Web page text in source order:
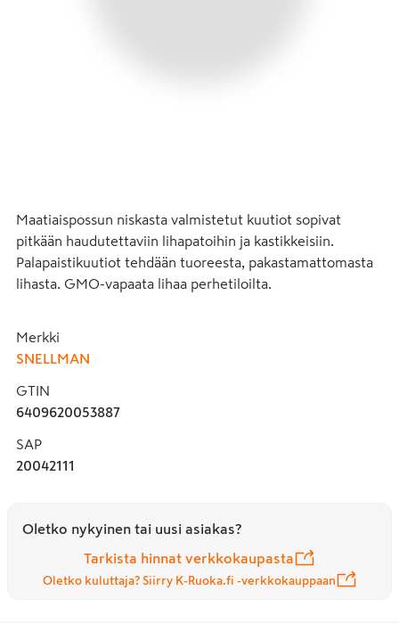
Maatiaispossun niskasta valmistetut kuutiot sopivat
pitkään haudutettaviin lihapatoihin ja kastikkeisiin.
Palapaistikuutiot tehdään tuoreesta, pakastamattomasta
lihasta. GMO-vapaata lihaa perhetiloilta.
Merkki
SNELLMAN
GTIN
6409620053887
SAP
20042111
Oletko nykyinen tai uusi asiakas?
Tarkista hinnat verkkokaupasta
Oletko kuluttaja? Siirry K-Ruoka.fi -verkkokauppaan